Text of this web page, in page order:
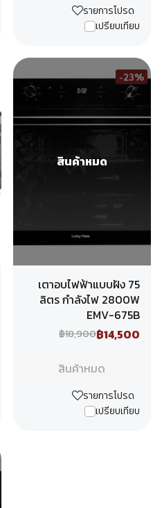
รายการโปรด
เปรียบเทียบ
-23%
สินค้าหมด
เตาอบไฟฟ้าแบบฝัง 75
ลิตร กำลังไฟ 2800W
EMV-675B
฿18,900฿14,500
สินค้าหมด
รายการโปรด
เปรียบเทียบ